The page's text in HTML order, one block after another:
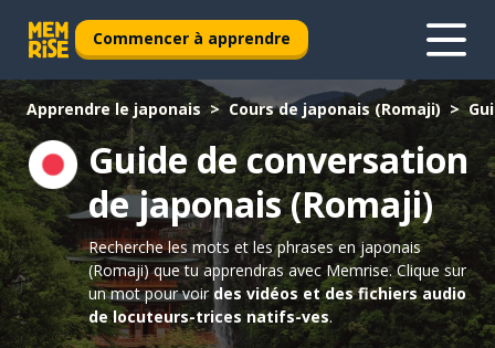
Commencer à apprendre
Apprendre le japonais Cours de japonais (Romaji)
Guide de conversation
de japonais (Romaji)
Recherche les mots et les phrases en japonais
(Romaji) que tu apprendras avec Memrise. Clique sur
un mot pour voir des vidéos et des fichiers audio
de locuteurs-trices natifs-ves.